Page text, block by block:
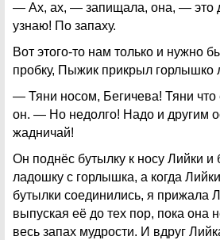
— Ах, ах, — запищала, она, — это
узнаю! По запаху.
Вот этого-то нам только и нужно
пробку, Пыжик прикрыл горлышко
— Тяни носом, Бегичева! Тяни что
он. — Но недолго! Надо и другим
жадничай!
Он поднёс бутылку к носу Лийки и
ладошку с горлышка, а когда
бутылки соединились, я прижала
выпуская её до тех пор, пока она
весь запах мудрости. И вдруг